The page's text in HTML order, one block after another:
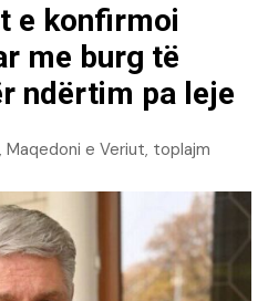
e konfirmoi
me burg të
ndërtim pa leje
, Maqedoni e Veriut, toplajm